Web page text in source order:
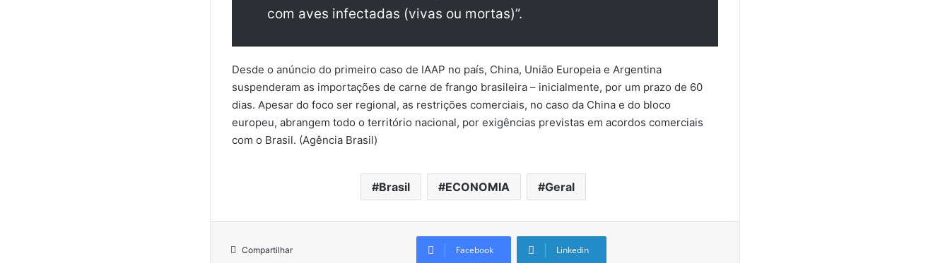
com aves infectadas (vivas ou mortas)”.
Desde o anúncio do primeiro caso de IAAP no país, China, União Europeia e Argentina
suspenderam as importações de carne de frango brasileira – inicialmente, por um prazo de 60
dias. Apesar do foco ser regional, as restrições comerciais, no caso da China e do bloco
europeu, abrangem todo o território nacional, por exigências previstas em acordos comerciais
com o Brasil. (Agência Brasil)
Brasil ECONOMIA Geral
Compartilhar Facebook Linkedin